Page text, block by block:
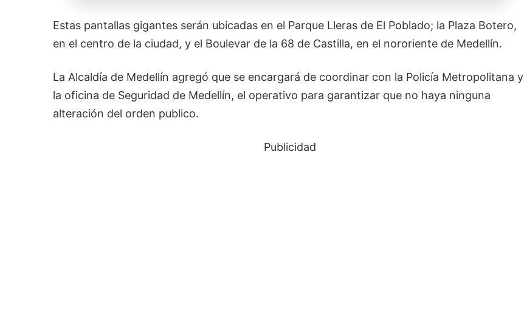
Estas pantallas gigantes serán ubicadas en el Parque Lleras de El Poblado; la Plaza Botero,
en el centro de la ciudad, y el Boulevar de la 68 de Castilla, en el nororiente de Medellín.
La Alcaldía de Medellín agregó que se encargará de coordinar con la Policía Metropolitana y
la oficina de Seguridad de Medellín, el operativo para garantizar que no haya ninguna
alteración del orden publico.
Publicidad